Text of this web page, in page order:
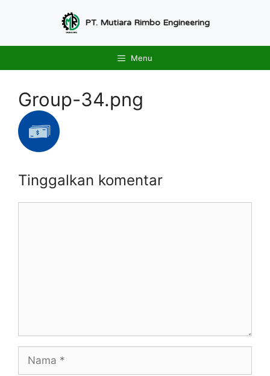
PT. Mutiara Rimbo Engineering
Menu
Group-34.png
Tinggalkan komentar